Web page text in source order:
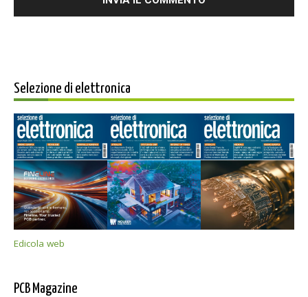
Selezione di elettronica
Edicola web
PCB Magazine